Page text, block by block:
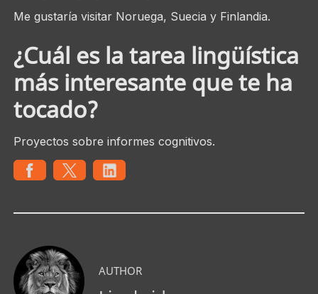
Me gustaría visitar Noruega, Suecia y Finlandia.
¿Cuál es la tarea lingüística
más interesante que te ha
tocado?
Proyectos sobre informes cognitivos.
AUTHOR